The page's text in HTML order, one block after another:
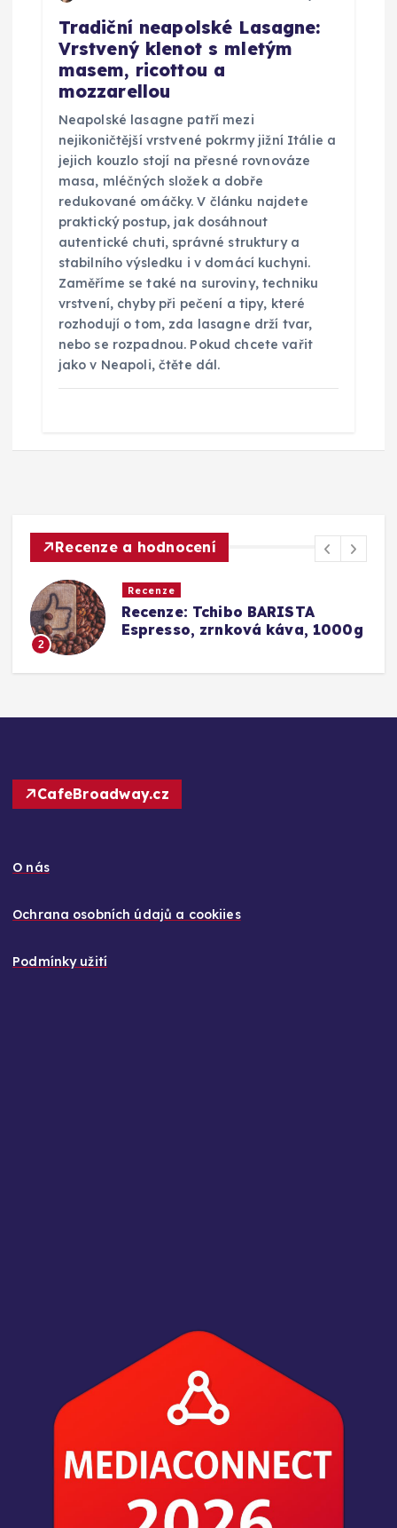
Tradiční neapolské Lasagne:
Vrstvený klenot s mletým
masem, ricottou a
mozzarellou
Neapolské lasagne patří mezi
nejikoničtější vrstvené pokrmy jižní Itálie a
jejich kouzlo stojí na přesné rovnováze
masa, mléčných složek a dobře
redukované omáčky. V článku najdete
praktický postup, jak dosáhnout
autentické chuti, správné struktury a
stabilního výsledku i v domácí kuchyni.
Zaměříme se také na suroviny, techniku
vrstvení, chyby při pečení a tipy, které
rozhodují o tom, zda lasagne drží tvar,
nebo se rozpadnou. Pokud chcete vařit
jako v Neapoli, čtěte dál.
Recenze a hodnocení
1000g
Srovnání a recenze: Tchibo
Barista Caffè Crema vs.
CafeBroadway.cz
O nás
Ochrana osobních údajů a cookiies
Podmínky užití